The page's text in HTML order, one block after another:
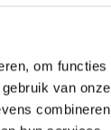
om
van